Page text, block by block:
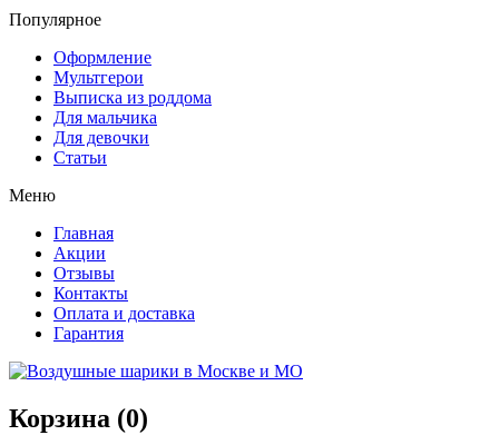
Популярное
Оформление
Мультгерои
Выписка из роддома
Для мальчика
Для девочки
Статьи
Меню
Главная
Акции
Отзывы
Контакты
Оплата и доставка
Гарантия
Корзина (0)